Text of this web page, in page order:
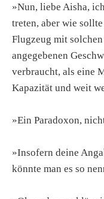
»Nun, liebe Aisha,
treten, aber wie
Flugzeug mit
angegebenen
verbraucht, als eine
Kapazität und weit
»Ein Paradoxon,
»Insofern deine
könnte man es so